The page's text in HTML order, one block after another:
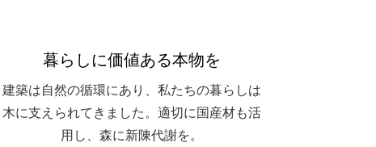
暮らしに価値ある本物を
建築は自然の循環にあり、私たちの暮らしは
木に支えられてきました。適切に国産材も活
用し、森に新陳代謝を。